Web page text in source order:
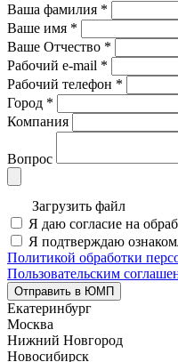
Ваша фамилия *
Ваше имя *
Ваше Отчество *
Рабочий e-mail *
Рабочий телефон *
Город *
Компания
Вопрос
Загрузить файл
Я даю согласие на
Я подтверждаю
Политикой обработки
Пользовательским
Отправить в ЮМП
Екатеринбург
Москва
Нижний Новгород
Новосибирск